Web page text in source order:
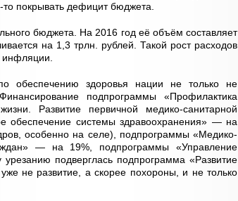
покрывать дефицит бюджета.
бюджета. На 2016 год её объём составляет
на 1,3 трлн. рублей. Такой рост расходов
обеспечению здоровья нации не только не
подпрограммы «Профилактика
Развитие первичной медико-санитарной
системы здравоохранения» — на
особенно на селе), подпрограммы «Медико-
— на 19%, подпрограммы «Управление
подверглась подпрограмма «Развитие
не развитие, а скорее похороны, и не только